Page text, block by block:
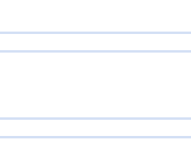
ンガ『キュレオ プログラミ
クターと一緒にバグを倒す
ングの基本を理解できる。